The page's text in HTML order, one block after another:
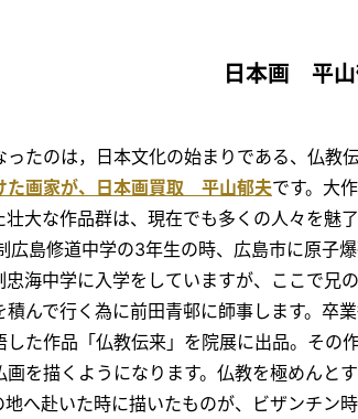
日本画 平
ったのは，日本文化の始まりである、仏教
た画家が、日本画買取 平山郁夫です。大
大な作品群は、現在でも多くの人々を魅
広島修道中学の3年生の時、広島市に原子
海中学に入学をしていますが、ここで兄
んで行く為に前田青邨に師事します。卒
た作品「仏教伝来」を院展に出品。その
を描くようになります。仏教を極めんと
へ赴いた時に描いたものが、ビザンチン